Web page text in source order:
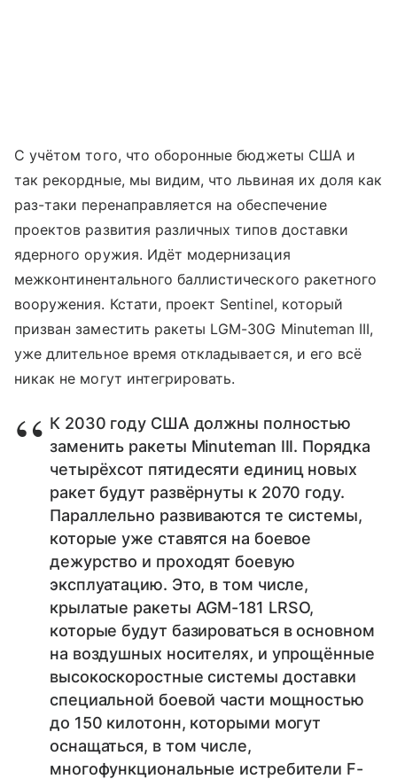
С учётом того, что оборонные бюджеты США и
так рекордные, мы видим, что львиная их доля как
раз-таки перенаправляется на обеспечение
проектов развития различных типов доставки
ядерного оружия. Идёт модернизация
межконтинентального баллистического ракетного
вооружения. Кстати, проект Sentinel, который
призван заместить ракеты LGM-30G Minuteman III,
уже длительное время откладывается, и его всё
никак не могут интегрировать.
К 2030 году США должны полностью
заменить ракеты Minuteman III. Порядка
четырёхсот пятидесяти единиц новых
ракет будут развёрнуты к 2070 году.
Параллельно развиваются те системы,
которые уже ставятся на боевое
дежурство и проходят боевую
эксплуатацию. Это, в том числе,
крылатые ракеты AGM-181 LRSO,
которые будут базироваться в основном
на воздушных носителях, и упрощённые
высокоскоростные системы доставки
специальной боевой части мощностью
до 150 килотонн, которыми могут
оснащаться, в том числе,
многофункциональные истребители F-